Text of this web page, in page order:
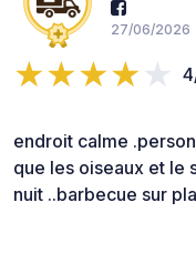
27/06/2026
endroit calme
que les oiseaux et le
nuit ..barbecue sur